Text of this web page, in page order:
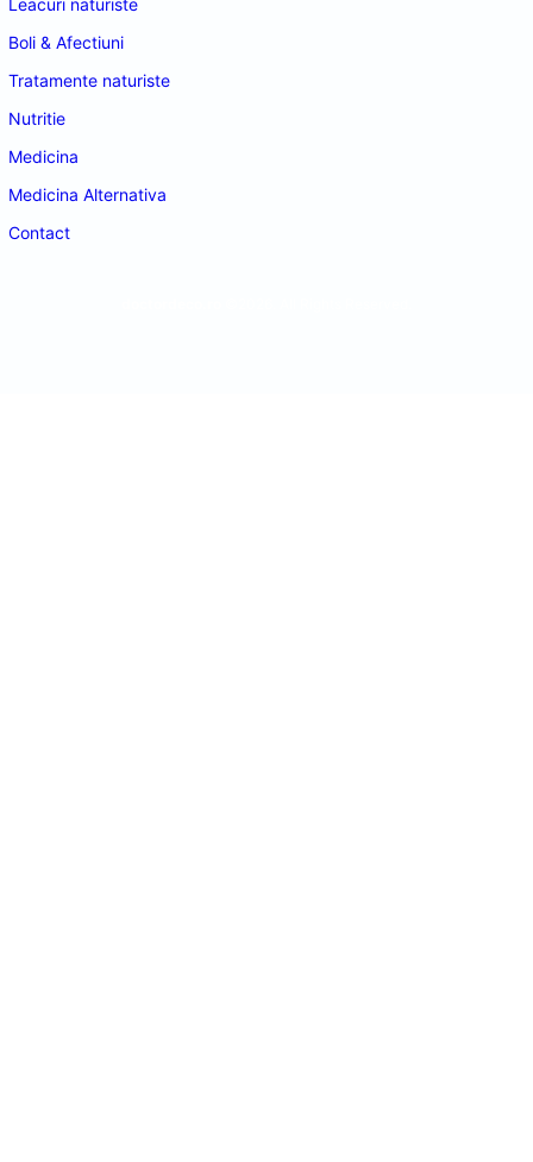
Leacuri naturiste
Boli & Afectiuni
Tratamente naturiste
Nutritie
Medicina
Medicina Alternativa
Contact